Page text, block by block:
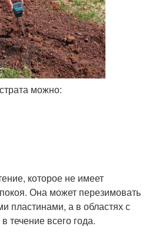
можно:
которое не имеет
Она может перезимовать
пластинами, а в областях с
течение всего года.